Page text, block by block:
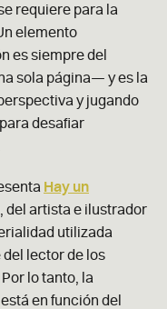
requiere para la
elemento
es siempre del
sola página— y es la
y jugando
desafiar
Hay un
del artista e ilustrador
utilizada
lector de los
lo tanto, la
en función del